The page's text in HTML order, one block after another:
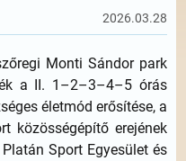
2026.03.28
Monti Sándor park
a II. 1–2–3–4–5 órás
életmód erősítése, a
közösségépítő erejének
Sport Egyesület és